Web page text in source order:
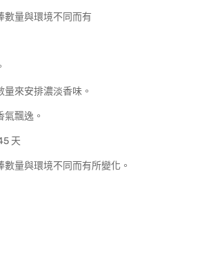
數量與環境不同而有
來安排濃淡香味。
飄逸。
天
量與環境不同而有所變化。